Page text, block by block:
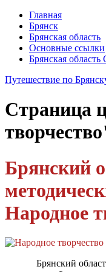
Главная
Брянск
Брянская область
Основные ссылки
Брянская
Путешествие по
Страница
Брянский
Народное
Брянский